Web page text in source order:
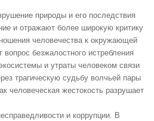
природы и его последствия
и отражают более широкую критику
человечества к окружающей
безжалостного истребления
и утраты человеком связи
трагическую судьбу волчьей пары
человеческая жестокость разрушает
и коррупции. В